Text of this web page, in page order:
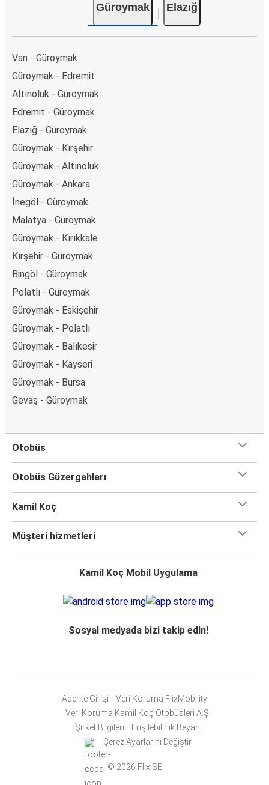
Güroymak Elazığ
Van - Güroymak
Güroymak - Edremit
Altınoluk - Güroymak
Edremit - Güroymak
Elazığ - Güroymak
Güroymak - Kırşehir
Güroymak - Altınoluk
Güroymak - Ankara
İnegöl - Güroymak
Malatya - Güroymak
Güroymak - Kırıkkale
Kırşehir - Güroymak
Bingöl - Güroymak
Polatlı - Güroymak
Güroymak - Eskişehir
Güroymak - Polatlı
Güroymak - Balıkesir
Güroymak - Kayseri
Güroymak - Bursa
Gevaş - Güroymak
Otobüs
Otobüs Güzergahları
Kamil Koç
Müşteri hizmetleri
Kamil Koç Mobil Uygulama
Sosyal medyada bizi takip edin!
Acente Girişi
Veri Koruma FlixMobility
Veri Koruma Kamil Koç Otobüsleri A.Ş.
Şirket Bilgileri
Erişilebilirlik Beyanı
Çerez Ayarlarını Değiştir
© 2026 Flix SE